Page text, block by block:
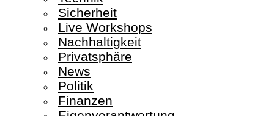
Sicherheit
Live Workshops
Nachhaltigkeit
Privatsphäre
News
Politik
Finanzen